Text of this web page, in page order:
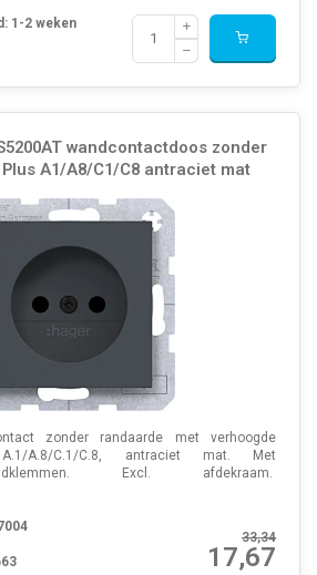
1-2 weken
wandcontactdoos zonder
A1/A8/C1/C8 antraciet mat
zonder randaarde met verhoogde
A.1/A.8/C.1/C.8, antraciet mat. Met
spreidklemmen. Excl. afdekraam.
33,34
17,67